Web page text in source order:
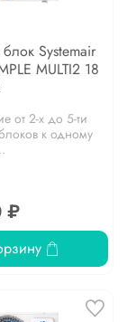
Systemair
MULTI2 18
от 2-х до 5-ти
к одному
₽